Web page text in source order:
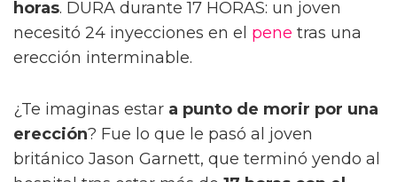
horas. DURA durante 17 HORAS: un joven
necesitó 24 inyecciones en el pene tras una
erección interminable.
¿Te imaginas estar a punto de morir por una
erección? Fue lo que le pasó al joven
británico Jason Garnett, que terminó yendo al